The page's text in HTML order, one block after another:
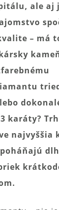
ale aj
– má
karáty?
najvyššia